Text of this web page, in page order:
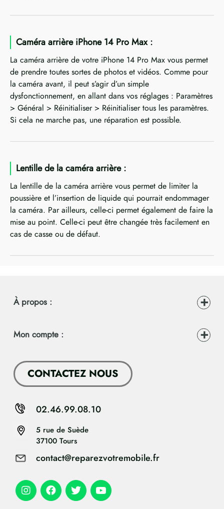
Caméra arrière iPhone 14 Pro Max :
La caméra arrière de votre iPhone 14 Pro Max vous permet
de prendre toutes sortes de photos et vidéos. Comme pour
la caméra avant, il peut s’agir d’un simple
dysfonctionnement, en allant dans vos réglages : Paramètres
> Général > Réinitialiser > Réinitialiser tous les paramètres.
Si cela ne marche pas, une réparation est possible.
Lentille de la caméra arrière :
La lentille de la caméra arrière vous permet de limiter la
poussière et l’insertion de liquide qui pourrait endommager
la caméra. Par ailleurs, celle-ci permet également de faire la
mise au point. Celle-ci peut être changée très facilement en
cas de casse ou de défaut.
À propos :
Mon compte :
CONTACTEZ NOUS
5 rue de Suède
37100 Tours
contact@reparezvotremobile.fr
02.46.99.08.10